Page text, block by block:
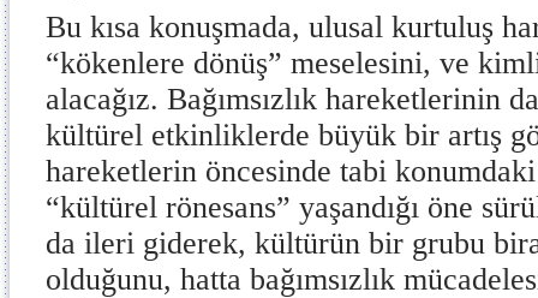
Bu kısa konuşmada, ulusal kurtuluş
“kökenlere dönüş” meselesini, ve
alacağız. Bağımsızlık hareketlerinin
kültürel etkinliklerde büyük bir artış
hareketlerin öncesinde tabi
“kültürel rönesans” yaşandığı öne
da ileri giderek, kültürün bir grubu
olduğunu, hatta bağımsızlık